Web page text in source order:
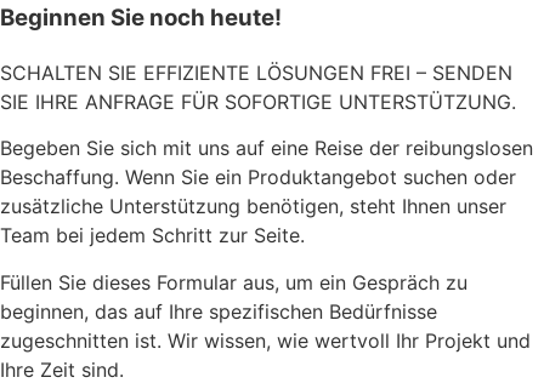
Beginnen Sie noch heute!
SCHALTEN SIE EFFIZIENTE LÖSUNGEN FREI – SENDEN
SIE IHRE ANFRAGE FÜR SOFORTIGE UNTERSTÜTZUNG.
Begeben Sie sich mit uns auf eine Reise der reibungslosen
Beschaffung. Wenn Sie ein Produktangebot suchen oder
zusätzliche Unterstützung benötigen, steht Ihnen unser
Team bei jedem Schritt zur Seite.
Füllen Sie dieses Formular aus, um ein Gespräch zu
beginnen, das auf Ihre spezifischen Bedürfnisse
zugeschnitten ist. Wir wissen, wie wertvoll Ihr Projekt und
Ihre Zeit sind.